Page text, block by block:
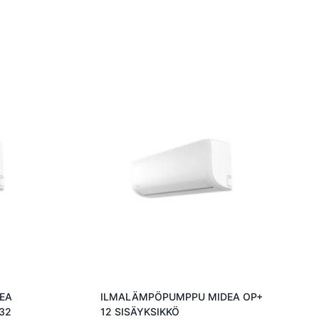
ILMALÄMPÖPUMPPU MIDEA OP+
12 SISÄYKSIKKÖ